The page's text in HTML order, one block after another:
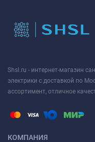
Shsl.ru - интернет-магазин
электрики с доставкой по
ассортимент, отличное
КОМПАНИЯ